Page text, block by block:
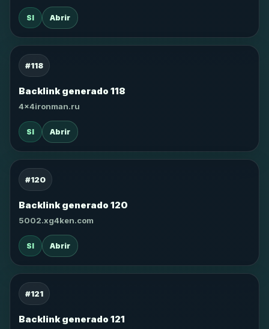
SI Abrir
#118
Backlink generado 118
4x4ironman.ru
SI Abrir
#120
Backlink generado 120
5002.xg4ken.com
SI Abrir
#121
Backlink generado 121